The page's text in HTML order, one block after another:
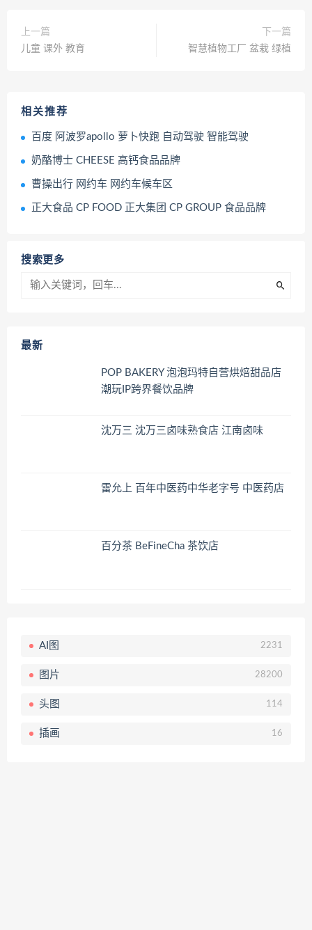
上一篇
儿童 课外 教育
下一篇
智慧植物工厂 盆栽 绿植
相关推荐
百度 阿波罗apollo 萝卜快跑 自动驾驶 智能驾驶
奶酪博士 CHEESE 高钙食品品牌
曹操出行 网约车 网约车候车区
正大食品 CP FOOD 正大集团 CP GROUP 食品品牌
搜索更多
最新
POP BAKERY 泡泡玛特自营烘焙甜品店
潮玩IP跨界餐饮品牌
沈万三 沈万三卤味熟食店 江南卤味
雷允上 百年中医药中华老字号 中医药店
百分茶 BeFineCha 茶饮店
AI图 2231
图片 28200
头图 114
插画 16